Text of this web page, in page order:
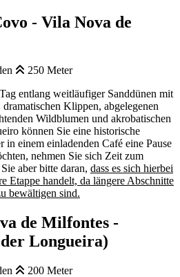
- Vila Nova de
250 Meter
entlang weitläufiger Sanddünen mit
Klippen, abgelegenen
Wildblumen und akrobatischen
können Sie eine historische
in einem einladenden Café eine Pause
nehmen Sie sich Zeit zum
aber bitte daran, dass es sich hierbei
Etappe handelt, da längere Abschnitte
bewältigen sind.
de Milfontes -
Longueira)
200 Meter